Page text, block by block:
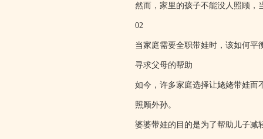
然而，家里的孩子不能没人照顾，
02
当家庭需要全职带娃时，该如何平
寻求父母的帮助
如今，许多家庭选择让姥姥带娃而
照顾外孙。
婆婆带娃的目的是为了帮助儿子减